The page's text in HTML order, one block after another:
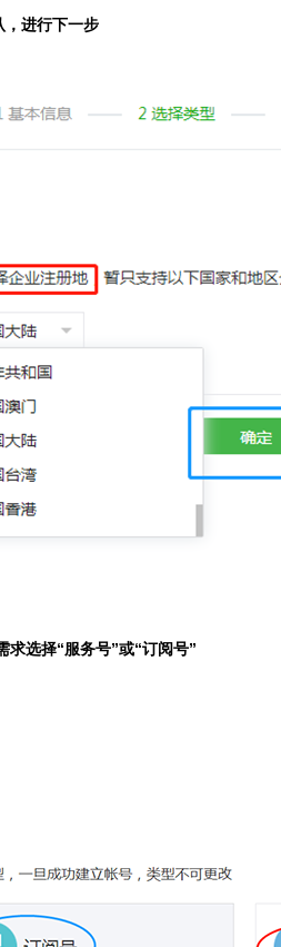
，进行下一步
选择“服务号”或“订阅号”